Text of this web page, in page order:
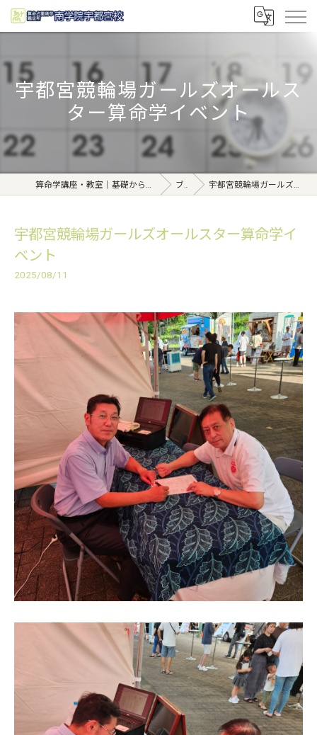
宇都宮競輪場ガールズオールス
ター算命学イベント
算命学講座・教室｜基礎から学べる東京日本橋【日本橋南学院】 ブログ 宇都宮競輪場ガールズオールスター算命学イベント
宇都宮競輪場ガールズオールスター算命学イ
ベント
2025/08/11